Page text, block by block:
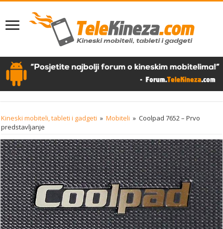
Kineski mobiteli, tableti i gadgeti » Mobiteli » Coolpad 7652 – Prvo
predstavljanje